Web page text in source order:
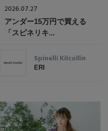
2026.07.27
アンダー15万円で買える
「スピネリキ...
Spinelli Kilcollin
ERI